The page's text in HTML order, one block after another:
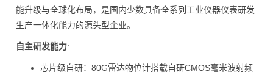
能升级与全球化布局，是国内少数具备全系列工业仪器仪表研发
生产一体化能力的源头型企业。
自主研发能力:
芯片级自研：80G雷达物位计搭载自研CMOS毫米波射频